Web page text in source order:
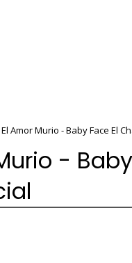
El Amor Murio - Baby Face El
-